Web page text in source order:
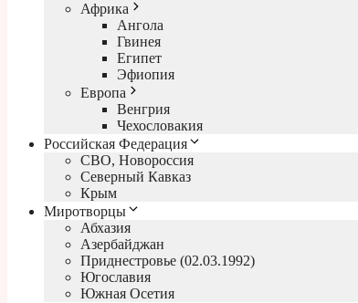
Африка
Ангола
Гвинея
Египет
Эфиопия
Европа
Венгрия
Чехословакия
Российская Федерация
СВО, Новороссия
Северный Кавказ
Крым
Миротворцы
Абхазия
Азербайджан
Приднестровье (02.03.1992)
Югославия
Южная Осетия